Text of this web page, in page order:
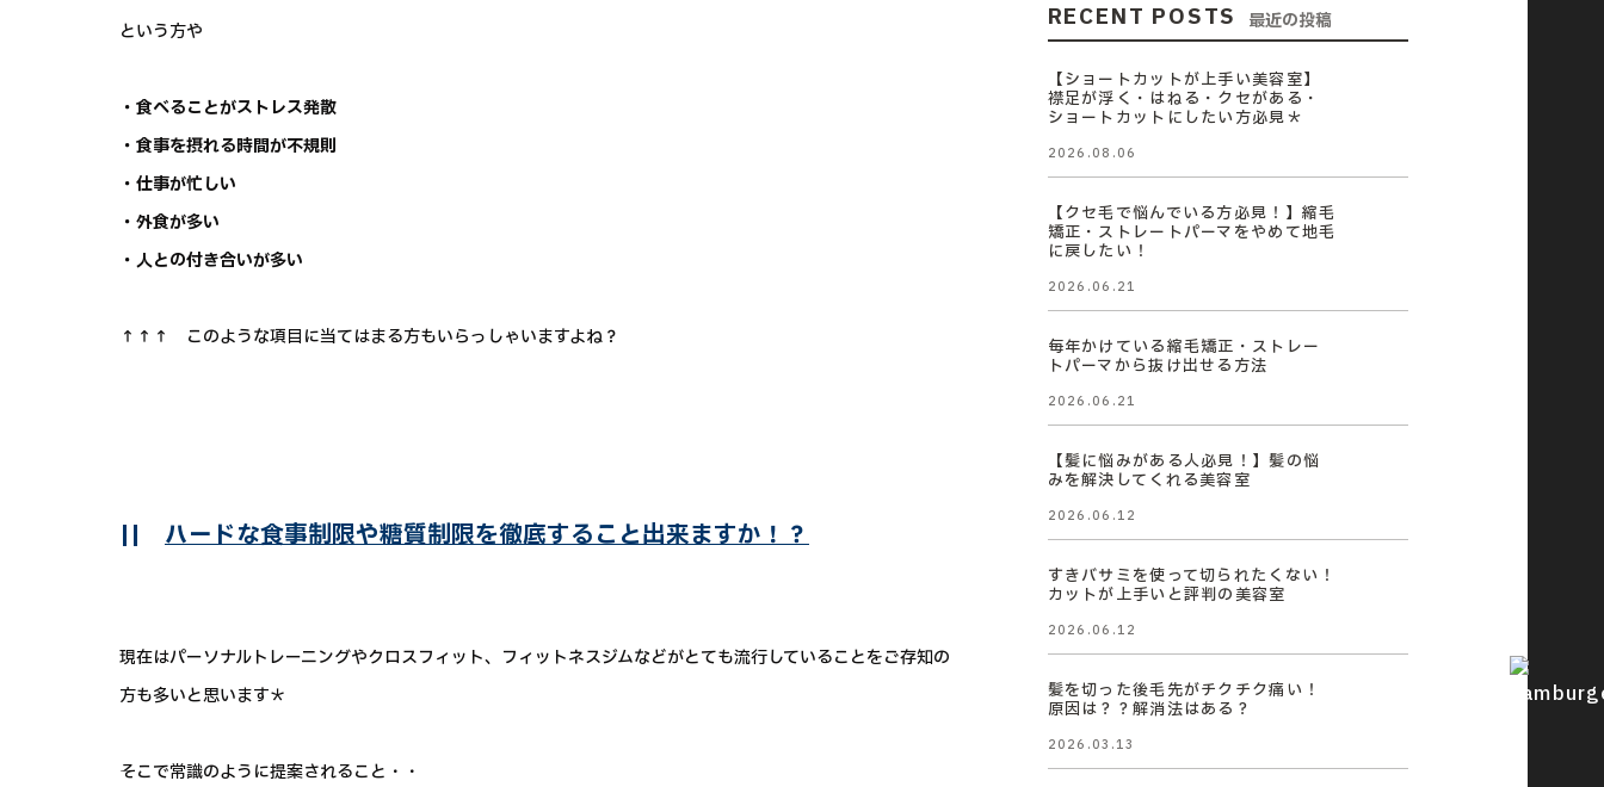
という方や
・食べることがストレス発散
・食事を摂れる時間が不規則
・仕事が忙しい
・外食が多い
・人との付き合いが多い
↑↑↑ このような項目に当てはまる方もいらっしゃいますよね？
|| ハードな食事制限や糖質制限を徹底すること出来ますか！？
現在はパーソナルトレーニングやクロスフィット、フィットネスジムなどがとても流行していることをご存知の
方も多いと思います＊
そこで常識のように提案されること・・
RECENT POSTS 最近の投稿
【ショートカットが上手い美容室】
襟足が浮く・はねる・クセがある・
ショートカットにしたい方必見＊
2026.08.06
【クセ毛で悩んでいる方必見！】縮毛
矯正・ストレートパーマをやめて地毛
に戻したい！
2026.06.21
毎年かけている縮毛矯正・ストレー
トパーマから抜け出せる方法
2026.06.21
【髪に悩みがある人必見！】髪の悩
みを解決してくれる美容室
2026.06.12
すきバサミを使って切られたくない！
カットが上手いと評判の美容室
2026.06.12
髪を切った後毛先がチクチク痛い！
原因は？？解消法はある？
2026.03.13